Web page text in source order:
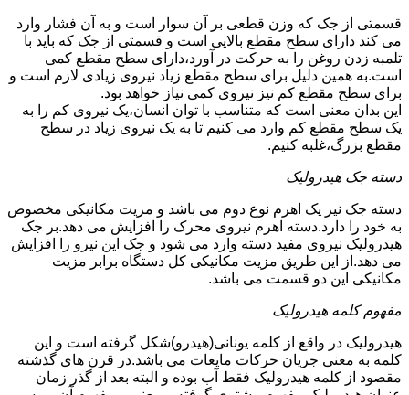
قسمتی از جک که وزن قطعی بر آن سوار است و به آن فشار وارد
می کند دارای سطح مقطع بالایی است و قسمتی از جک که باید با
تلمبه زدن روغن را به حرکت در آورد،دارای سطح مقطع کمی
است.به همین دلیل برای سطح مقطع زیاد نیروی زیادی لازم است و
برای سطح مقطع کم نیز نیروی کمی نیاز خواهد بود.
این بدان معنی است که متناسب با توان انسان،یک نیروی کم را به
یک سطح مقطع کم وارد می کنیم تا به یک نیروی زیاد در سطح
مقطع بزرگ،غلبه کنیم.
دسته جک هیدرولیک
دسته جک نیز یک اهرم نوع دوم می باشد و مزیت مکانیکی مخصوص
به خود را دارد.دسته اهرم نیروی محرک را افزایش می دهد.بر جک
هیدرولیک نیروی مفید دسته وارد می شود و جک این نیرو را افزایش
می دهد.از این طریق مزیت مکانیکی کل دستگاه برابر مزیت
مکانیکی این دو قسمت می باشد.
مفهوم کلمه هیدرولیک
هیدرولیک در واقع از کلمه یونانی(هیدرو)شکل گرفته است و این
کلمه به معنی جریان حرکات مایعات می باشد.در قرن های گذشته
مقصود از کلمه هیدرولیک فقط آب بوده و البته بعد از گذر زمان